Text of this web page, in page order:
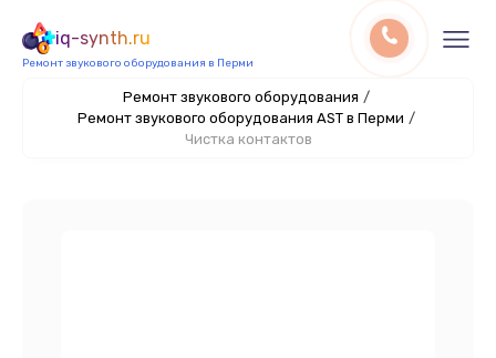
iq-synth.ru
Ремонт звукового оборудования в Перми
Ремонт звукового оборудования /
Ремонт звукового оборудования AST в Перми /
Чистка контактов